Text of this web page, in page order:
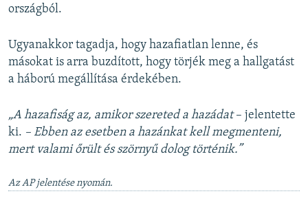
országból.
Ugyanakkor tagadja, hogy hazafiatlan lenne, és
másokat is arra buzdított, hogy törjék meg a hallgatást
a háború megállítása érdekében.
„A hazafiság az, amikor szereted a hazádat– jelentette
ki. – Ebben az esetben a hazánkat kell megmenteni,
mert valami őrült és szörnyű dolog történik.”
Az AP jelentése nyomán.